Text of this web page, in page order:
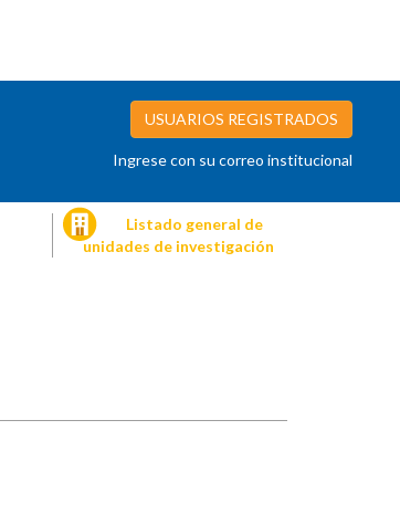
USUARIOS REGISTRADOS
Ingrese con su correo institucional
Listado general de
unidades de investigación